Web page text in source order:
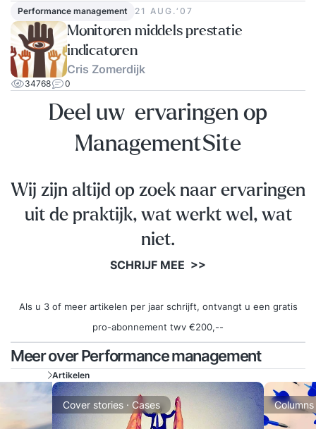
Performance management
21 AUG.‘07
Monitoren middels prestatie
indicatoren
Cris Zomerdijk
34768 0
Deel uw ervaringen op
ManagementSite
Wij zijn altijd op zoek naar ervaringen
uit de praktijk, wat werkt wel, wat
niet.
SCHRIJF MEE >>
Als u 3 of meer artikelen per jaar schrijft, ontvangt u een gratis
pro-abonnement twv €200,--
Meer over Performance management
Artikelen
Cover stories · Cases Columns